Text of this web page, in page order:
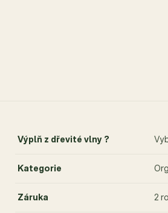
Výplň z dřevité vlny ?
Kategorie
Záruka 2